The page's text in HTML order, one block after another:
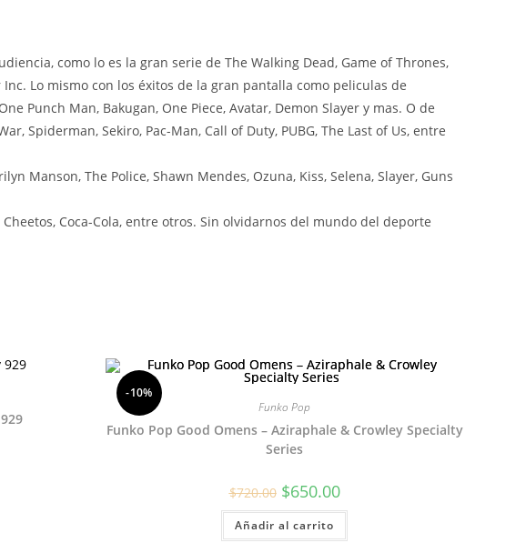
como lo es la gran serie de The Walking Dead, Game of Thrones,
Lo mismo con los éxitos de la gran pantalla como peliculas de
Punch Man, Bakugan, One Piece, Avatar, Demon Slayer y mas. O de
Spiderman, Sekiro, Pac-Man, Call of Duty, PUBG, The Last of Us, entre
Manson, The Police, Shawn Mendes, Ozuna, Kiss, Selena, Slayer, Guns
Coca-Cola, entre otros. Sin olvidarnos del mundo del deporte
-10%
Funko Pop
Funko Pop Good Omens – Aziraphale & Crowley Specialty
Series
$720.00 El
precio
original
era:
$720.00.
$650.00El
precio
actual
$650.00.
Añadir al carrito